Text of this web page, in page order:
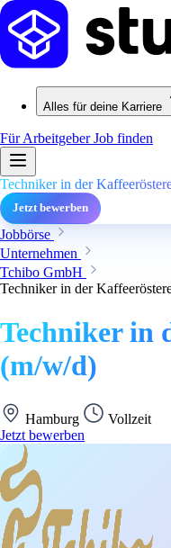
Alles für deine Karriere
Für ArbeitgeberJob finden
Techniker in der
Jetzt bewerben
Jobbörse
Unternehmen
Tchibo GmbH
Techniker in der
Techniker in
(m/w/d)
Hamburg
Vollzeit
Jetzt bewerben